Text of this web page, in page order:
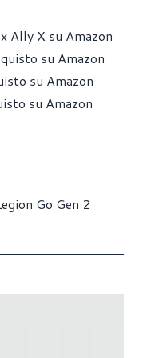
Ally X su Amazon
su Amazon
su Amazon
su Amazon
Go Gen 2